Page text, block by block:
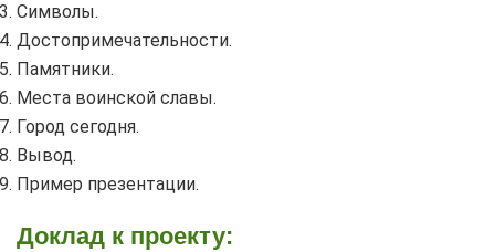
Символы.
Достопримечательности.
Памятники.
Места воинской славы.
Город сегодня.
Вывод.
Пример презентации.
Доклад к проекту: